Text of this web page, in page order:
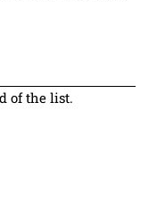
of the list.